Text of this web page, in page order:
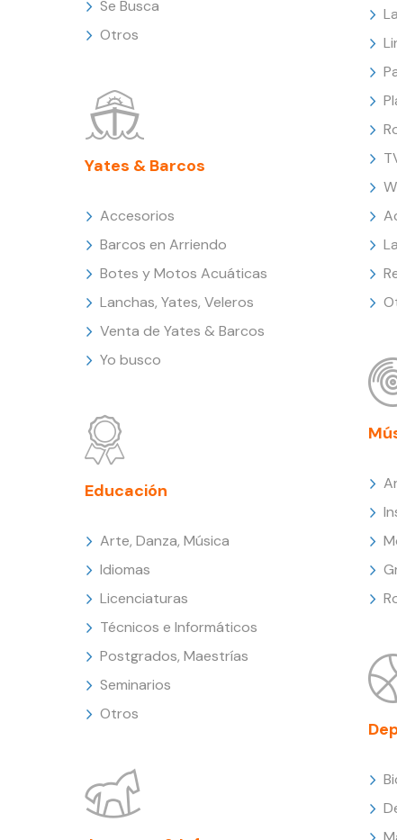
Se Busca
Otros
Yates & Barcos
Accesorios
Barcos en Arriendo
Botes y Motos Acuáticas
Lanchas, Yates, Veleros
Venta de Yates & Barcos
Yo busco
Educación
Arte, Danza, Música
Idiomas
Licenciaturas
Técnicos e Informáticos
Postgrados, Maestrías
Seminarios
Otros